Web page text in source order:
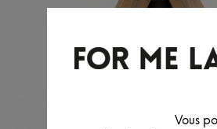
Vous